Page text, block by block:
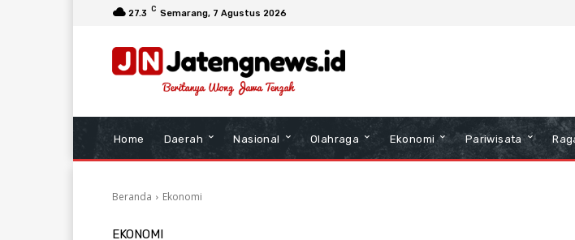
27.3 C Semarang, 7 Agustus 2026
Home Daerah Nasional Olahraga Ekonomi Pariwisata
Beranda Ekonomi
EKONOMI